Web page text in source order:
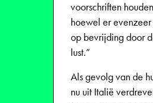
voorschriften
hoewel er
op bevrijding door
lust.”
Als gevolg van de
nu uit Italië